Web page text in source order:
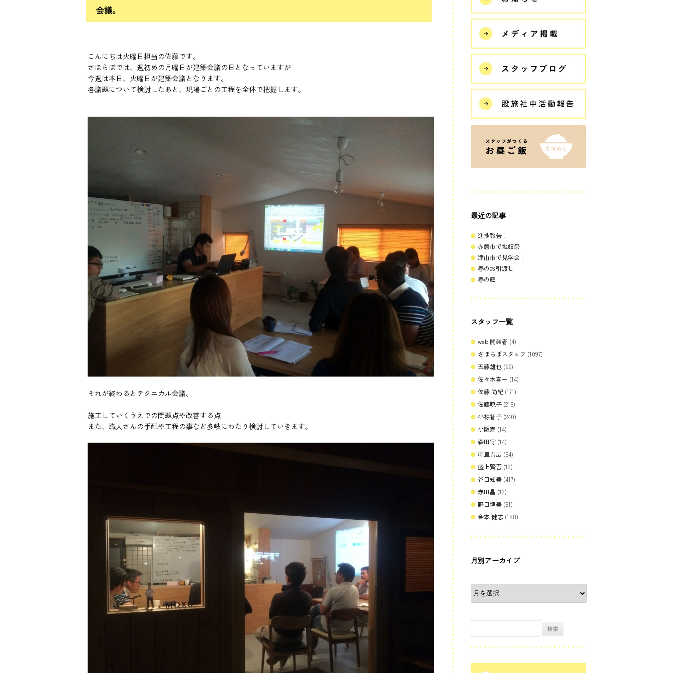
会議。
こんにちは火曜日担当の佐藤です。
さほらぼでは、週初めの月曜日が建築会議の日となっていますが
今週は本日、火曜日が建築会議となります。
各議題について検討したあと、現場ごとの工程を全体で把握します。
それが終わるとテクニカル会議。
施工していくうえでの問題点や改善する点
また、職人さんの手配や工程の事など多岐にわたり検討していきます。
最近の記事
進捗報告！
赤磐市で地鎮祭
津山市で見学会！
春のお引渡し
春の庭
スタッフ一覧
web 開発者 (4)
さほらぼスタッフ (1097)
五藤雄也 (66)
佐々木喜一 (14)
佐藤 尚紀 (171)
佐藤暁子 (216)
小椋智子 (240)
小阪寿 (14)
森田守 (14)
母里吉広 (54)
盛上賢吾 (13)
谷口知美 (417)
赤田晶 (13)
野口博美 (51)
金本 健志 (188)
月別アーカイブ